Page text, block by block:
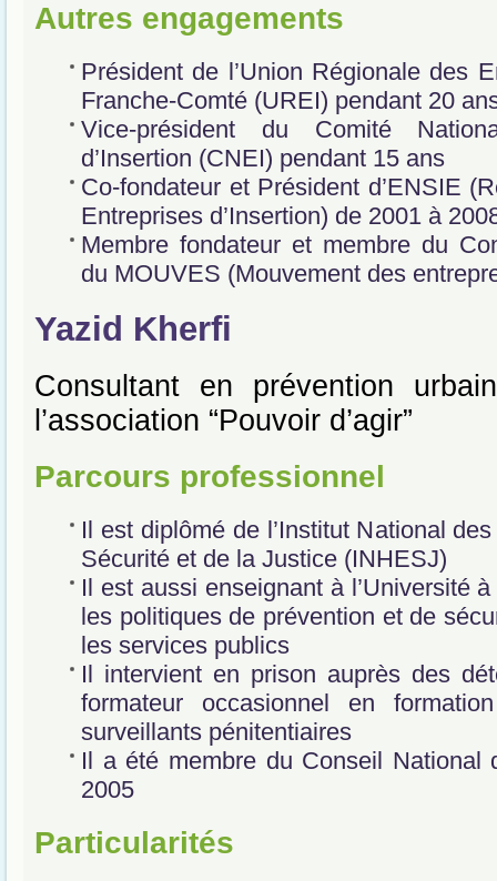
Autres engagements
Président de l’Union Régionale des
Franche-Comté (UREI) pendant 20
Vice-président du Comité
d’Insertion (CNEI) pendant 15 ans
Co-fondateur et Président d’ENSIE
Entreprises d’Insertion) de 2001 à
Membre fondateur et membre du
du MOUVES (Mouvement des
Yazid Kherfi
Consultant en prévention
l’association “Pouvoir d’agir”
Parcours professionnel
Il est diplômé de l’Institut National
Sécurité et de la Justice (INHESJ)
Il est aussi enseignant à l’Université
les politiques de prévention et de
les services publics
Il intervient en prison auprès des
formateur occasionnel en
surveillants pénitentiaires
Il a été membre du Conseil National
2005
Particularités